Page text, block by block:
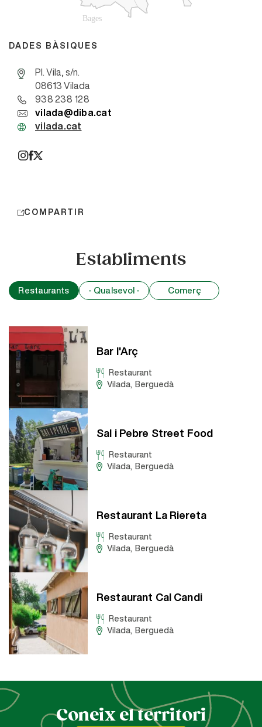
DADES BÀSIQUES
Pl. Vila, s/n.
08613 Vilada
938 238 128
vilada@diba.cat
vilada.cat
COMPARTIR
Establiments
Restaurants - Qualsevol - Comerç
Bar l'Arç
Restaurant
Vilada, Berguedà
Sal i Pebre Street Food
Restaurant
Vilada, Berguedà
Restaurant La Riereta
Restaurant
Vilada, Berguedà
Restaurant Cal Candi
Restaurant
Vilada, Berguedà
Coneix el territori